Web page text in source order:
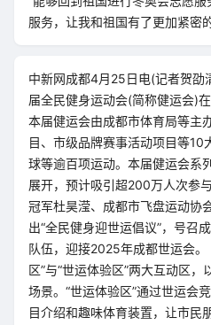
服务，让我和祖国有了更加紧密的
中新网成都4月25日电(记者贺劭
届全民健身运动会(简称健运会)
本届健运会由成都市体育局等主
目、市级品牌赛事活动项目等10
球等逾百项运动。本届健运会系
展开，预计吸引超200万人次参
冠军杜昊滢、成都市飞盘运动协
出“全民健身迎世运倡议”，号召
队伍，迎接2025年成都世运会
区”与“世运体验区”两大互动区
场景。“世运体验区”通过世运会
目介绍和趣味体育装置，让市民